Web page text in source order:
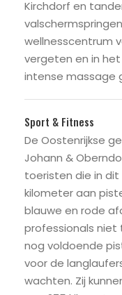
Kirchdorf en
wellnesscentrum
vergeten en in
intense massage
Sport & Fitness
De Oostenrijkse
Johann &
toeristen die in
kilometer aan
blauwe en rode
professionals niet
nog voldoende
voor de
wachten. Zij